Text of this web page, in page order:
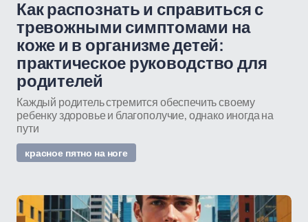
Как распознать и справиться с
тревожными симптомами на
коже и в организме детей:
практическое руководство для
родителей
Каждый родитель стремится обеспечить своему
ребенку здоровье и благополучие, однако иногда на
пути
красное пятно на ноге